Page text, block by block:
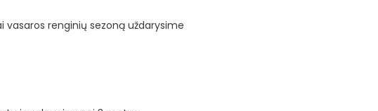
vasaros renginių sezoną uždarysime